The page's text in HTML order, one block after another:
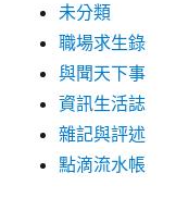
未分類
職場求生錄
與聞天下事
資訊生活誌
雜記與評述
點滴流水帳